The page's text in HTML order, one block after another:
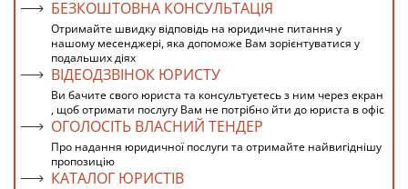
БЕЗКОШТОВНА КОНСУЛЬТАЦІЯ
Отримайте швидку відповідь на юридичне питання у
нашому месенджері, яка допоможе Вам зорієнтуватися у
подальших діях
ВІДЕОДЗВІНОК ЮРИСТУ
Ви бачите свого юриста та консультуєтесь з ним через екран
, щоб отримати послугу Вам не потрібно йти до юриста в офіс
ОГОЛОСІТЬ ВЛАСНИЙ ТЕНДЕР
Про надання юридичної послуги та отримайте найвигіднішу
пропозицію
КАТАЛОГ ЮРИСТІВ